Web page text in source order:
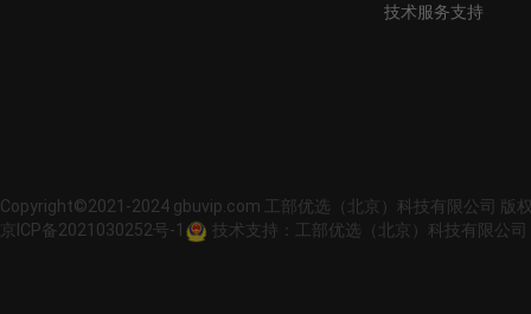
技术服务支持
Copyright©2021-2024 gbuvip.com 工部优选（北京）科技有限公司 版
京ICP备2021030252号-1
技术支持：工部优选（北京）科技有限公司